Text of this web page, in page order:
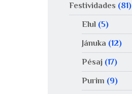
Festividades (81)
Elul(5)
Jánuka (12)
Pésaj(17)
Purim (9)